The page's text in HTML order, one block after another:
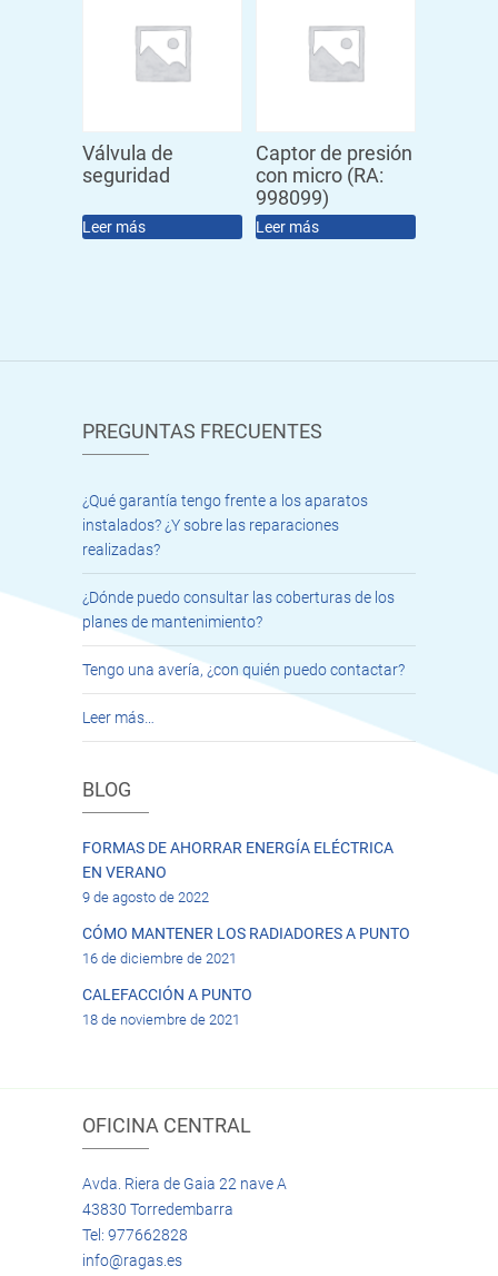
Válvula de
seguridad
Leer más
Captor de presión
con micro (RA:
998099)
Leer más
PREGUNTAS FRECUENTES
¿Qué garantía tengo frente a los aparatos
instalados? ¿Y sobre las reparaciones
realizadas?
¿Dónde puedo consultar las coberturas de los
planes de mantenimiento?
Tengo una avería, ¿con quién puedo contactar?
Leer más…
BLOG
FORMAS DE AHORRAR ENERGÍA ELÉCTRICA
EN VERANO
9 de agosto de 2022
CÓMO MANTENER LOS RADIADORES A PUNTO
16 de diciembre de 2021
CALEFACCIÓN A PUNTO
18 de noviembre de 2021
OFICINA CENTRAL
Avda. Riera de Gaia 22 nave A
43830 Torredembarra
Tel: 977662828
info@ragas.es